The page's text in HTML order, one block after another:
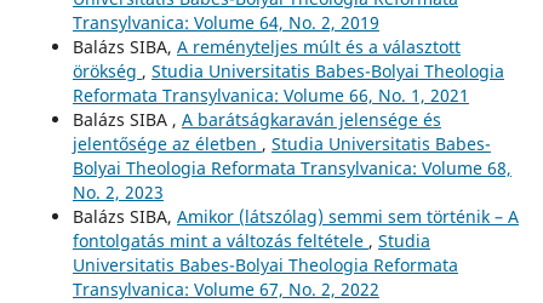
Transylvanica: Volume 64, No. 2, 2019
Balázs SIBA, A reményteljes múlt és a választott
örökség , Studia Universitatis Babes-Bolyai Theologia
Reformata Transylvanica: Volume 66, No. 1, 2021
Balázs SIBA , A barátságkaraván jelensége és
jelentősége az életben , Studia Universitatis Babes-
Bolyai Theologia Reformata Transylvanica: Volume 68,
No. 2, 2023
Balázs SIBA, Amikor (látszólag) semmi sem történik – A
fontolgatás mint a változás feltétele , Studia
Universitatis Babes-Bolyai Theologia Reformata
Transylvanica: Volume 67, No. 2, 2022